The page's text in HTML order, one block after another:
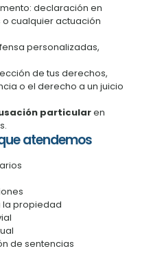
declaración en
cualquier actuación
personalizadas,
de tus derechos,
o el derecho a un juicio
particularen
atendemos
la propiedad
de sentencias